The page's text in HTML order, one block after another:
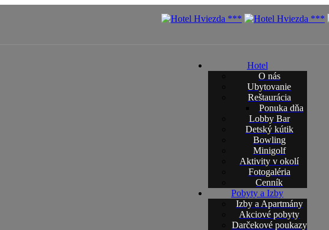
Hotel
O nás
Ubytovanie
Reštaurácia
Ponuka dňa
Lobby Bar
Detský kútik
Bowling
Minigolf
Aktivity v okolí
Fotogaléria
Cenník
Pobyty a Izby
Izby a Apartmány
Akciové pobyty
Darčekové poukazy